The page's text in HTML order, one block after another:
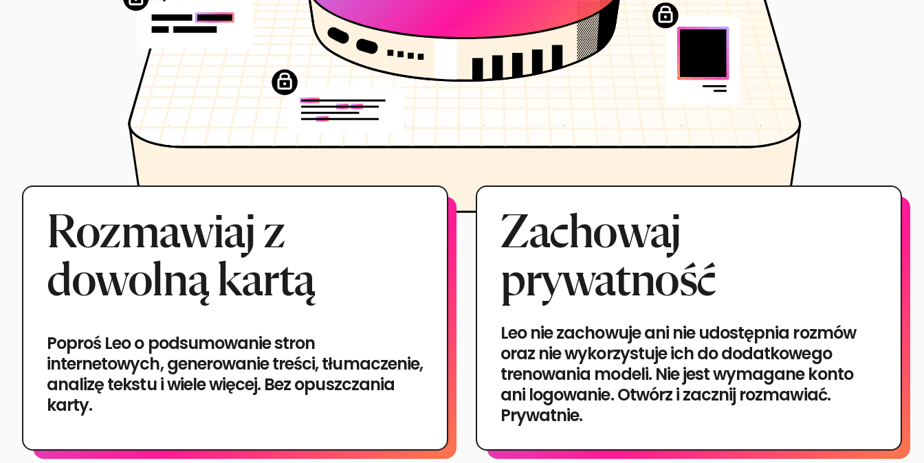
Rozmawiaj z
dowolną kartą
Poproś Leo o podsumowanie stron
internetowych, generowanie treści, tłumaczenie,
analizę tekstu i wiele więcej. Bez opuszczania
karty.
Zachowaj
prywatność
Leo nie zachowuje ani nie udostępnia rozmów
oraz nie wykorzystuje ich do dodatkowego
trenowania modeli. Nie jest wymagane konto
ani logowanie. Otwórz i zacznij rozmawiać.
Prywatnie.